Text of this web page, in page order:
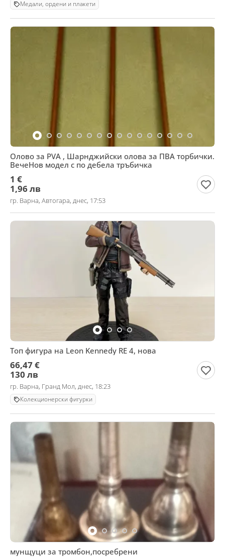
Медали, ордени и плакети
Олово за PVA , Шарнджийски олова за ПВА торбички.
ВечеНов модел с по дебела тръбичка
1 €
1,96 лв
гр. Варна, Автогара, днес, 17:53
Топ фигура на Leon Kennedy RE 4, нова
66,47 €
130 лв
гр. Варна, Гранд Мол, днес, 18:23
Колекционерски фигурки
мунщуци за тромбон,посребрени